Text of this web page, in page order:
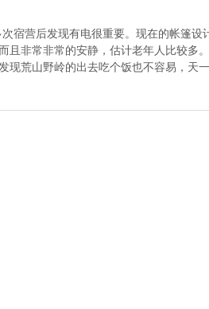
宿营后发现有电很重要。现在的帐篷设
且非常非常的安静，估计老年人比较多
现荒山野岭的出去吃个饭也不容易，天